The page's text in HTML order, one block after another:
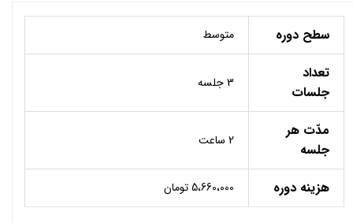
سطح دوره متوسط
تعداد
جلسات
3 جلسه
مدّت هر
جلسه
2 ساعت
هزینه دوره 5،660،000 تومان